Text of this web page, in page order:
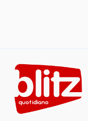
content